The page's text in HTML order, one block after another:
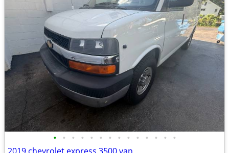
• • • • • • • • • • • • • •